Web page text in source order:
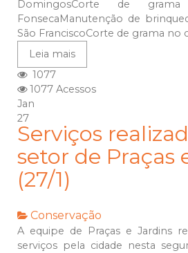
DomingosCorte de
FonsecaManutenção de
São FranciscoCorte de grama no
Leia mais
1077
1077 Acessos
Jan
27
Serviços
setor de Praças
(27/1)
Conservação
A equipe de Praças e Jardins
serviços pela cidade nesta